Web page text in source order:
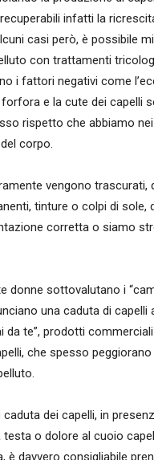
infatti la
casi però, è possibile
con trattamenti
i fattori negativi come
e la cute dei capelli
rispetto che abbiamo
corpo.
vengono trascurati,
tinture o colpi di sole,
corretta o siamo
donne sottovalutano i
una caduta di capelli
da te”, prodotti
che spesso
dei capelli, in
o dolore al cuoio
è davvero consigliabile